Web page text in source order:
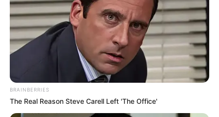
BRAINBERRIES
The Real Reason Steve Carell Left 'The Office'